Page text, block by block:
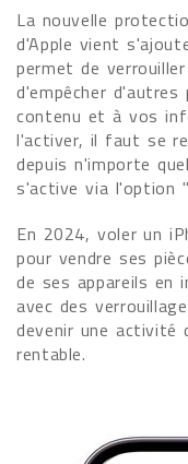
La nouvelle
d'Apple vient
permet de
d'empêcher
contenu et à vos
l'activer, il faut se
depuis n'importe
s'active via l'option
En 2024, voler un
pour vendre ses
de ses appareils en
avec des
devenir une activité
rentable.